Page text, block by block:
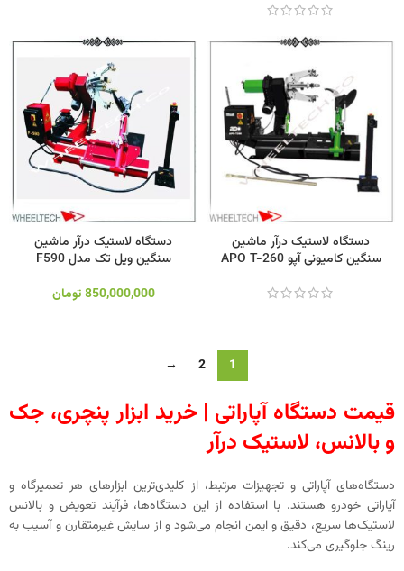
دستگاه لاستیک درآر ماشین
سنگین کامیونی آپو APO T-260
دستگاه لاستیک درآر ماشین
سنگین ویل تک مدل F590
850,000,000 تومان
1
2
→
قیمت دستگاه آپاراتی | خرید ابزار پنچری، جک
و بالانس، لاستیک درآر
دستگاه‌های آپاراتی و تجهیزات مرتبط، از کلیدی‌ترین ابزارهای هر تعمیرگاه و
آپاراتی خودرو هستند. با استفاده از این دستگاه‌ها، فرآیند تعویض و بالانس
لاستیک‌ها سریع، دقیق و ایمن انجام می‌شود و از سایش غیرمتقارن و آسیب به
رینگ جلوگیری می‌کند.